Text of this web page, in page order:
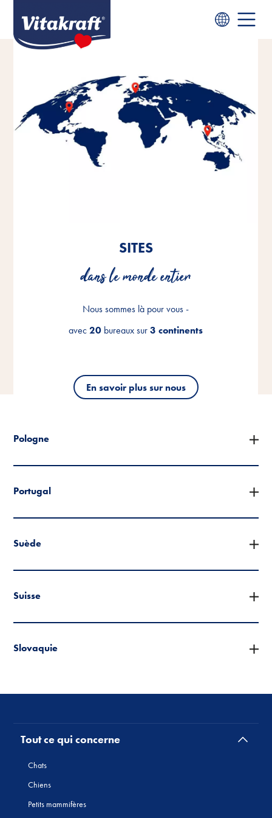
SITES
dans le monde entier
Nous sommes là pour vous -
avec20 bureaux sur3 continents
En savoir plus sur nous
SITES
dans le monde entier
Nous sommes là pour vous -
avec20 bureaux sur3 continents
En savoir plus sur nous
SITES
dans le monde entier
Nous sommes là pour vous -
avec20 bureaux sur3 continents
En savoir plus sur nous
Pologne
Portugal
Suède
Suisse
Slovaquie
Tout ce qui concerne
Chats
Chiens
Petits mammifères